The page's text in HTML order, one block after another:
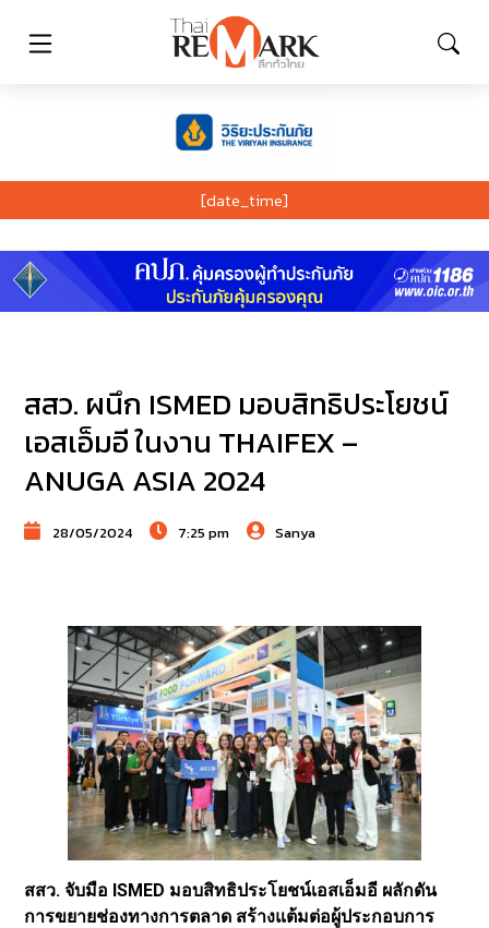
[date_time]
สสว. ผนึก ISMED มอบสิทธิประโยชน์
เอสเอ็มอี ในงาน THAIFEX –
ANUGA ASIA 2024
28/05/2024 7:25 pm Sanya
สสว. จับมือ ISMED มอบสิทธิประโยชน์เอสเอ็มอี ผลักดัน
การขยายช่องทางการตลาด สร้างแต้มต่อผู้ประกอบการ